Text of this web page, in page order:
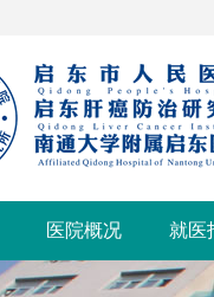
医院概况 就医